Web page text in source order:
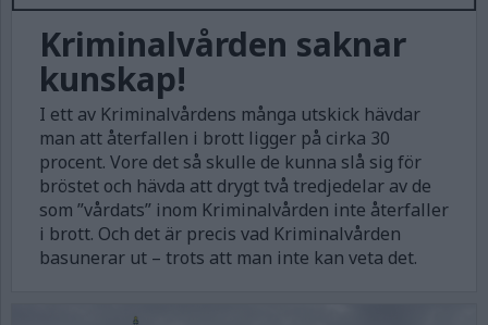
Kriminalvården saknar
kunskap!
I ett av Kriminalvårdens många utskick hävdar
man att återfallen i brott ligger på cirka 30
procent. Vore det så skulle de kunna slå sig för
bröstet och hävda att drygt två tredjedelar av de
som ”vårdats” inom Kriminalvården inte återfaller
i brott. Och det är precis vad Kriminalvården
basunerar ut – trots att man inte kan veta det.